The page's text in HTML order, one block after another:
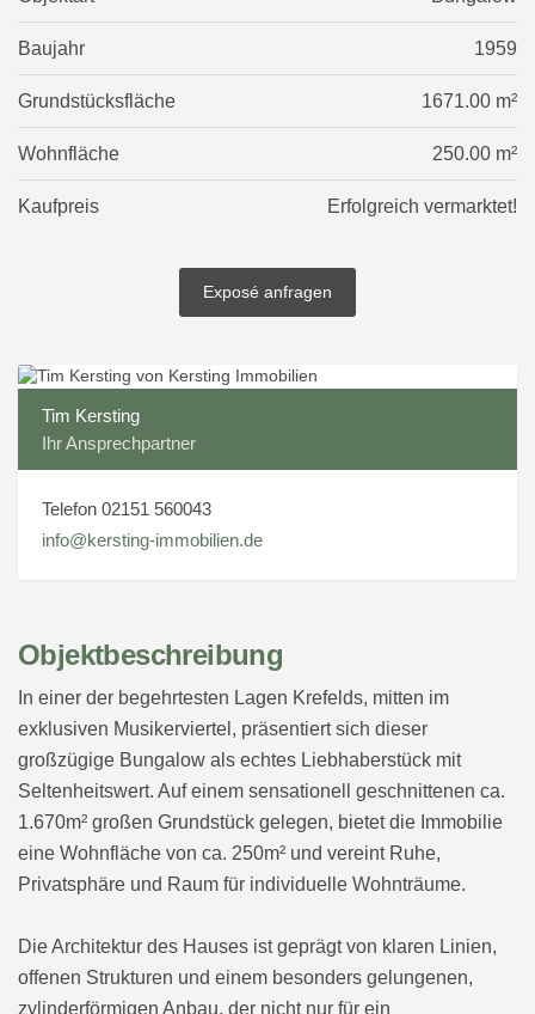
Baujahr 1959
Grundstücksfläche 1671.00 m²
Wohnfläche 250.00 m²
Kaufpreis Erfolgreich vermarktet!
Exposé anfragen
Tim Kersting
Ihr Ansprechpartner
Telefon 02151 560043
info@kersting-immobilien.de
Objektbeschreibung
In einer der begehrtesten Lagen Krefelds, mitten im
exklusiven Musikerviertel, präsentiert sich dieser
großzügige Bungalow als echtes Liebhaberstück mit
Seltenheitswert. Auf einem sensationell geschnittenen ca.
1.670m² großen Grundstück gelegen, bietet die Immobilie
eine Wohnfläche von ca. 250m² und vereint Ruhe,
Privatsphäre und Raum für individuelle Wohnträume.
Die Architektur des Hauses ist geprägt von klaren Linien,
offenen Strukturen und einem besonders gelungenen,
zylinderförmigen Anbau, der nicht nur für ein